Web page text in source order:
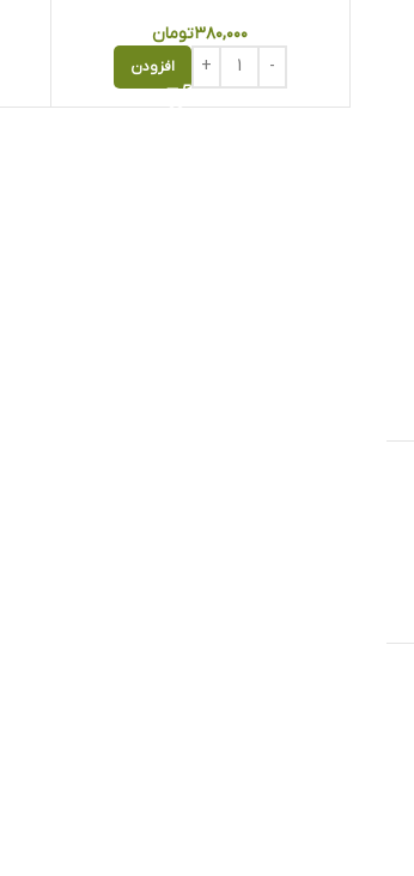
۳۸۰,۰۰۰تومان
افزودن